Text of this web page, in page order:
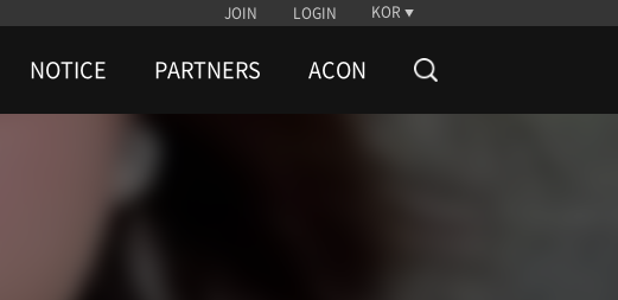
JOIN LOGIN KOR
NOTICE PARTNERS ACON